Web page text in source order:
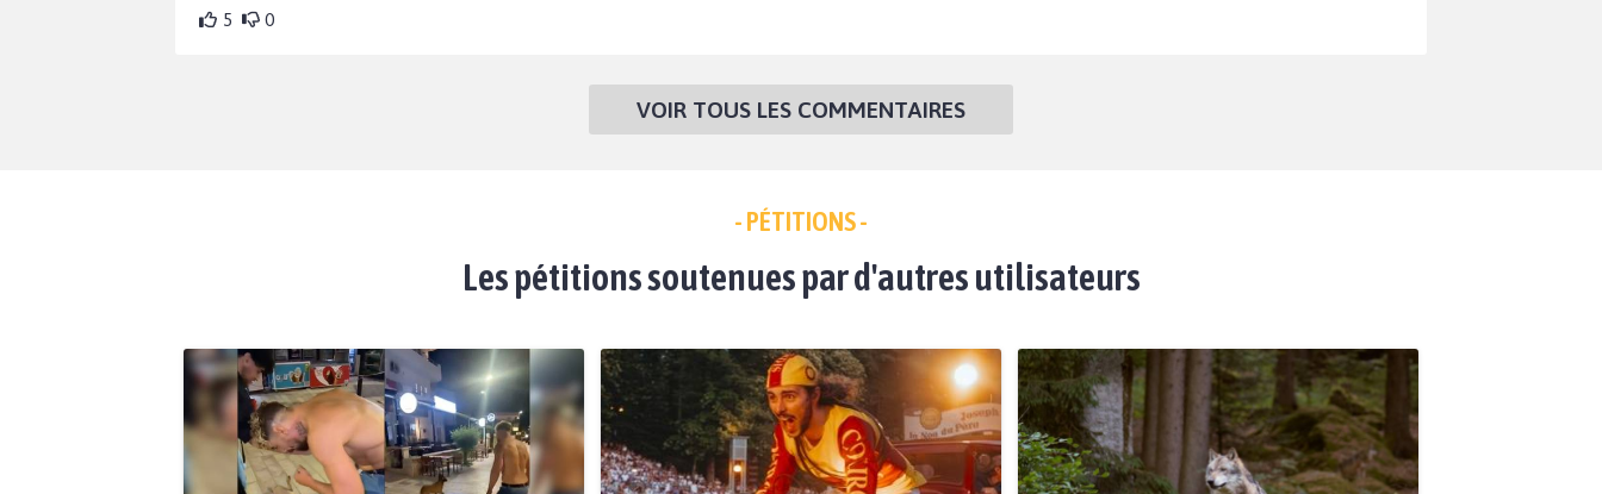
5 0
VOIR TOUS LES COMMENTAIRES
- PÉTITIONS -
Les pétitions soutenues par d'autres utilisateurs